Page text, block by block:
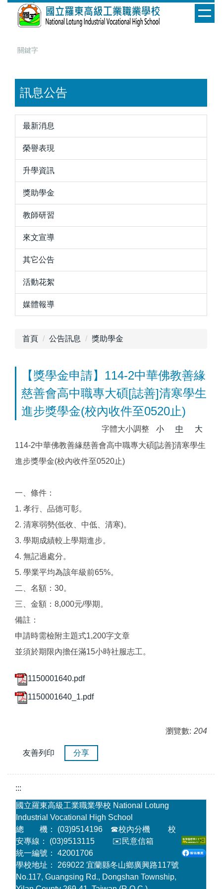
訊息公告
最新消息
榮譽表現
升學資訊
獎助學金
教師研習
來文宣導
其它公告
活動花絮
媒體報導
首頁 公告訊息 獎助學金
【獎學金申請】114-2中華佛教善緣
慈善會高中職專大碩[誌善]清寒學生
進步獎學金(校內收件至0520止)
字體大小調整 小 中
大
114-2中華佛教善緣慈善會高中職專大碩[誌善]清寒學生
進步獎學金(校內收件至0520止)
一、條件：
1. 孝行、品德可彰。
2. 清寒弱勢(低收、中低、清寒)。
3. 學期成績較上學期進步。
4. 無記過處分。
5. 學業平均為該年級前65%。
二、名額：30。
三、金額：8,000元/學期。
備註：
申請時需檢附主題式1,200字文章
並須於期限內擔任滿15小時社服志工。
1150001640.pdf
1150001640_1.pdf
瀏覽數: 204
友善列印 分享
:::
國立羅東高級工業職業學校 National Lotung
Industrial Vocational High School
總 機： (03)9514196 ☎校內分機
校
安專線： (03)9513115 ✉️民意信箱
統一編號： 42001706
學校地址： 269022 宜蘭縣冬山鄉廣興路117號
No.117, Guangsing Rd., Dongshan Township,